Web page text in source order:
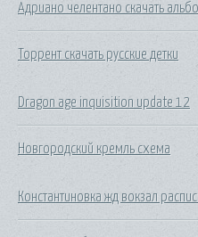
Адриано челентано скачать
Торрент скачать русские детки
Dragon age inquisition update 12
Новгородский кремль схема
Константиновка жд вокзал